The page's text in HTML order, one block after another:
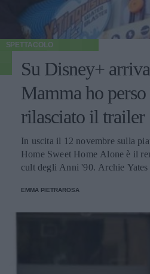
SPETTACOLO
Su Disney+
Mamma ho perso
rilasciato il trailer
In uscita il 12 novembre sulla
Home Sweet Home Alone è il
cult degli Anni '90. Archie Yates
EMMA PIETRAROSA